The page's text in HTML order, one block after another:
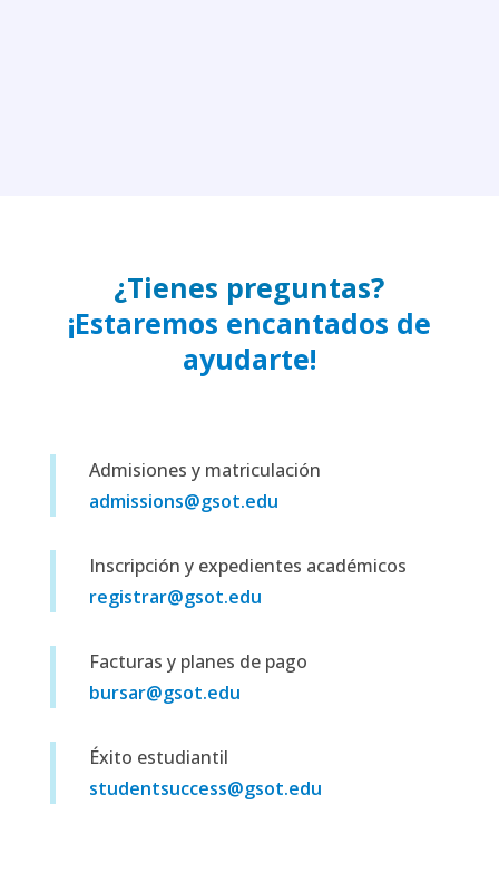
¿Tienes preguntas?
¡Estaremos encantados de
ayudarte!
Admisiones y matriculación
admissions@gsot.edu
Inscripción y expedientes académicos
registrar@gsot.edu
Facturas y planes de pago
bursar@gsot.edu
Éxito estudiantil
studentsuccess@gsot.edu